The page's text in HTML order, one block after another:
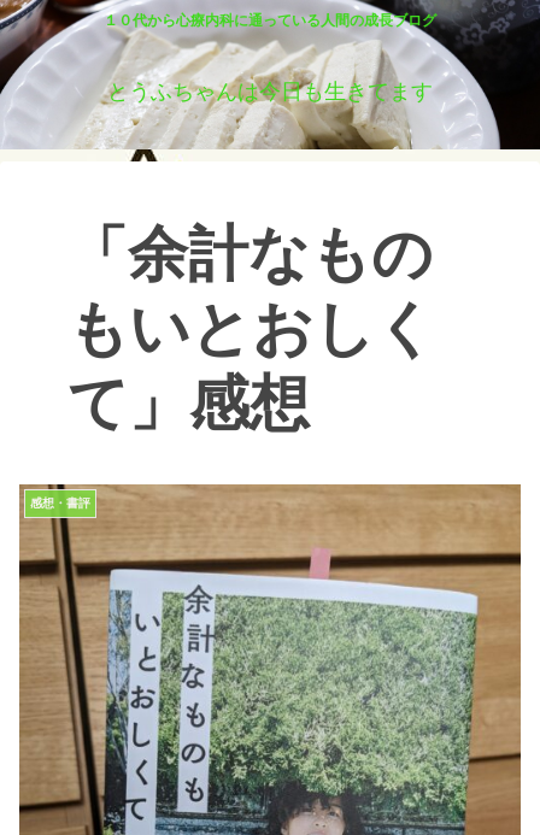
１０代から心療内科に通っている人間の成長ブログ
とうふちゃんは今日も生きてます
「余計なもの
もいとおしく
て」感想
感想・書評